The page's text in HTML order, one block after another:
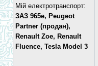
Мій електротранспорт:
ЗАЗ 965e, Peugeot
Partner (продан),
Renault Zoe, Renault
Fluence, Tesla Model 3